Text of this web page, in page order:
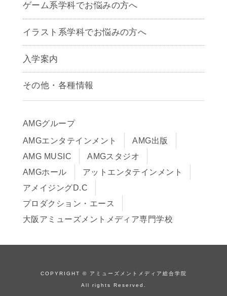
CG学科
アニメーション学科
声優学科
ゲーム系学科でお悩みの方へ
イラスト系学科でお悩みの方へ
入学案内
募集要項
早期出願制度・AOエントリー
入学までの流れ
学費サポート・各種制度
学費について
Q&A
その他・各種情報
アクセス
サイトポリシー
在校生・保護者の方へ
卒業生の皆様へ
AMGグループ
AMGエンタテインメント
AMG出版
AMG MUSIC
AMGスタジオ
AMGホール
アットエンタテインメント
アメイジングD.C
プロダクション・エース
大阪アミューズメントメディア専門学校
COPYRIGHT © アミューズメントメディア総合学院
All rights Reserved.